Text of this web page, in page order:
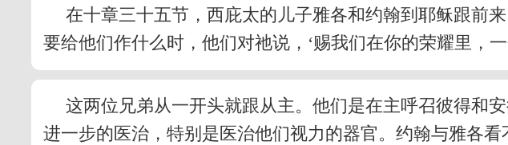
在十章三十五节，西庇太的儿子雅各和约翰到耶稣跟前
要给他们作什么时，他们对祂说，‘赐我们在你的荣耀里，
这两位兄弟从一开头就跟从主。他们是在主呼召彼得和
进一步的医治，特别是医治他们视力的器官。约翰与雅各